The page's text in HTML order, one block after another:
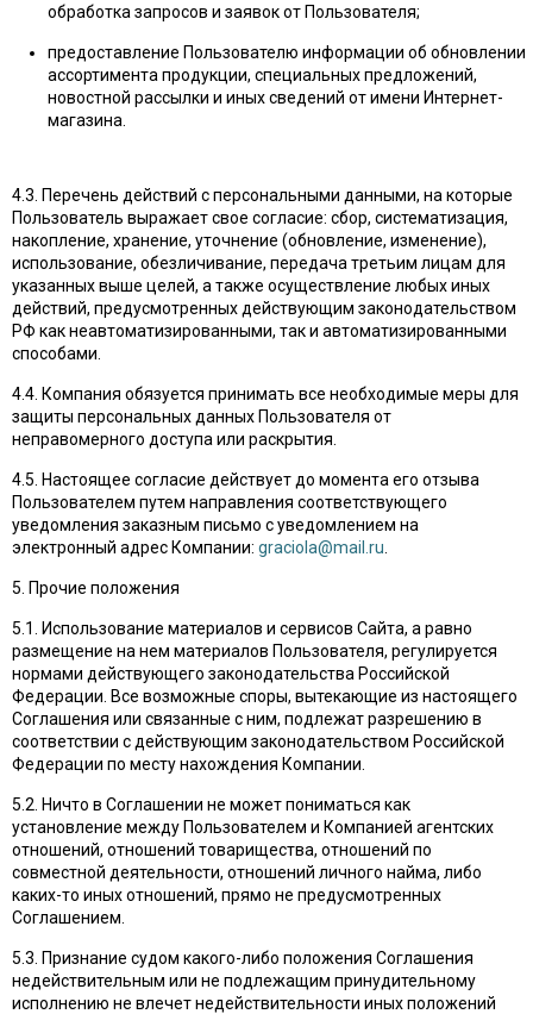
обработка запросов и заявок от Пользователя;
предоставление Пользователю информации об обновлении
ассортимента продукции, специальных предложений,
новостной рассылки и иных сведений от имени Интернет-
магазина.
4.3. Перечень действий с персональными данными, на которые
Пользователь выражает свое согласие: сбор, систематизация,
накопление, хранение, уточнение (обновление, изменение),
использование, обезличивание, передача третьим лицам для
указанных выше целей, а также осуществление любых иных
действий, предусмотренных действующим законодательством
РФ как неавтоматизированными, так и автоматизированными
способами.
4.4. Компания обязуется принимать все необходимые меры для
защиты персональных данных Пользователя от
неправомерного доступа или раскрытия.
4.5. Настоящее согласие действует до момента его отзыва
Пользователем путем направления соответствующего
уведомления заказным письмо с уведомлением на
электронный адрес Компании: graciola@mail.ru
5. Прочие положения
5.1. Использование материалов и сервисов Сайта, а равно
размещение на нем материалов Пользователя, регулируется
нормами действующего законодательства Российской
Федерации. Все возможные споры, вытекающие из настоящего
Соглашения или связанные с ним, подлежат разрешению в
соответствии с действующим законодательством Российской
Федерации по месту нахождения Компании.
5.2. Ничто в Соглашении не может пониматься как
установление между Пользователем и Компанией агентских
отношений, отношений товарищества, отношений по
совместной деятельности, отношений личного найма, либо
каких-то иных отношений, прямо не предусмотренных
Соглашением.
5.3. Признание судом какого-либо положения Соглашения
недействительным или не подлежащим принудительному
исполнению не влечет недействительности иных положений